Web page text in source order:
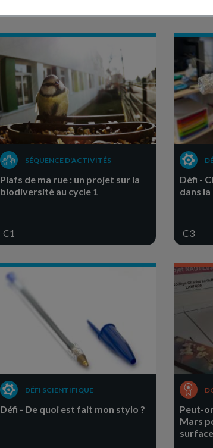
SÉQUENCE D'ACTIVITÉS
Piafs de ma rue : un projet sur la
biodiversité au cycle 1
C1
Défi -
dans
C3
DÉFI SCIENTIFIQUE
Défi - De quoi est fait mon stylo ?
Peut-
Mars